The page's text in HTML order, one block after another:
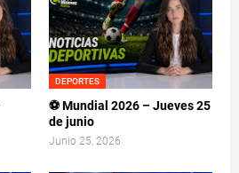
DEPORTES
⚽ Mundial 2026 – Jueves 25
de junio
Junio 25, 2026